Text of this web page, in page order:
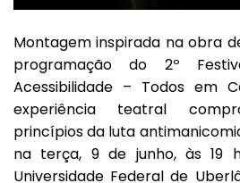
Montagem inspirada na obra
programação do 2º
Acessibilidade – Todos em
experiência teatral
princípios da luta
na terça, 9 de junho, às 19
Universidade Federal de